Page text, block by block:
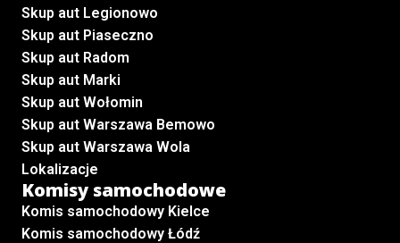
Skup aut Legionowo
Skup aut Piaseczno
Skup aut Radom
Skup aut Marki
Skup aut Wołomin
Skup aut Warszawa Bemowo
Skup aut Warszawa Wola
Lokalizacje
Komisy samochodowe
Komis samochodowy Kielce
Komis samochodowy Łódź